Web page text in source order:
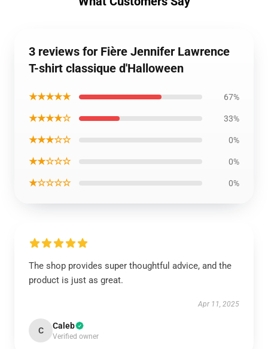
3 reviews for Fière Jennifer Lawrence
T-shirt classique d'Halloween
★★★★★ 67%
★★★★☆ 33%
★★★☆☆ 0%
★★☆☆☆ 0%
★☆☆☆☆ 0%
The shop provides super thoughtful advice, and the
product is just as great.
Apr 11, 2025
C Caleb
Verified owner